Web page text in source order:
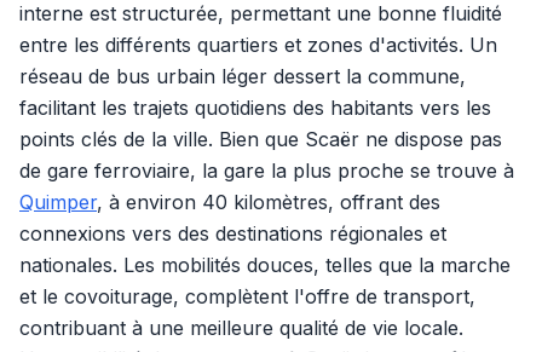
interne est structurée, permettant une bonne fluidité
entre les différents quartiers et zones d'activités. Un
réseau de bus urbain léger dessert la commune,
facilitant les trajets quotidiens des habitants vers les
points clés de la ville. Bien que Scaër ne dispose pas
de gare ferroviaire, la gare la plus proche se trouve à
Quimper, à environ 40 kilomètres, offrant des
connexions vers des destinations régionales et
nationales. Les mobilités douces, telles que la marche
et le covoiturage, complètent l'offre de transport,
contribuant à une meilleure qualité de vie locale.